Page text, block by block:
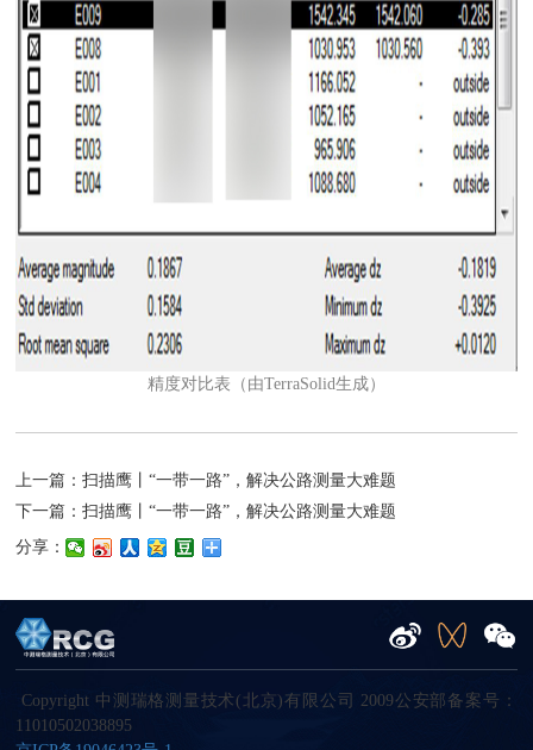
精度对比表（由TerraSolid生成）
上一篇：扫描鹰丨“一带一路”，解决公路测量大难题
下一篇：扫描鹰丨“一带一路”，解决公路测量大难题
分享：
Copyright 中测瑞格测量技术(北京)有限公司 2009公安部备案号：
11010502038895